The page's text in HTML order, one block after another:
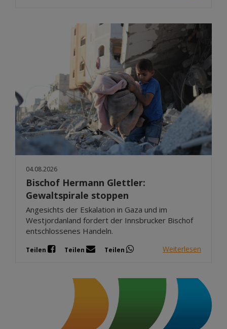
04.08.2026
Bischof Hermann Glettler:
Gewaltspirale stoppen
Angesichts der Eskalation in Gaza und im
Westjordanland fordert der Innsbrucker Bischof
entschlossenes Handeln.
Teilen Teilen Teilen Weiterlesen